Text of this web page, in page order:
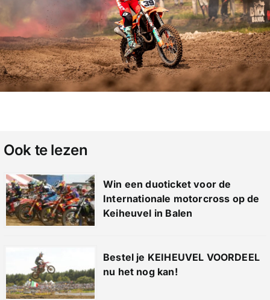
Ook te lezen
Win een duoticket voor de
Internationale motorcross op de
Keiheuvel in Balen
Bestel je KEIHEUVEL VOORDEEL
nu het nog kan!